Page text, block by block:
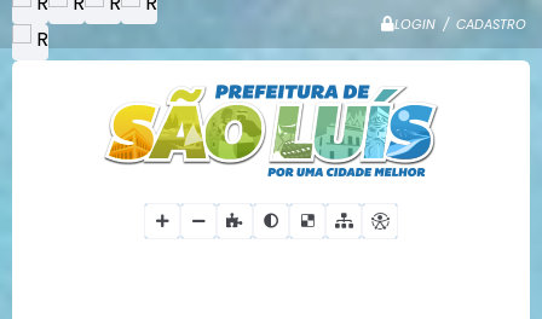
LOGIN / CADASTRO